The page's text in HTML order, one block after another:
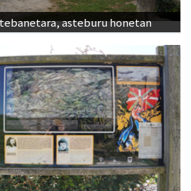
asteburu honetan